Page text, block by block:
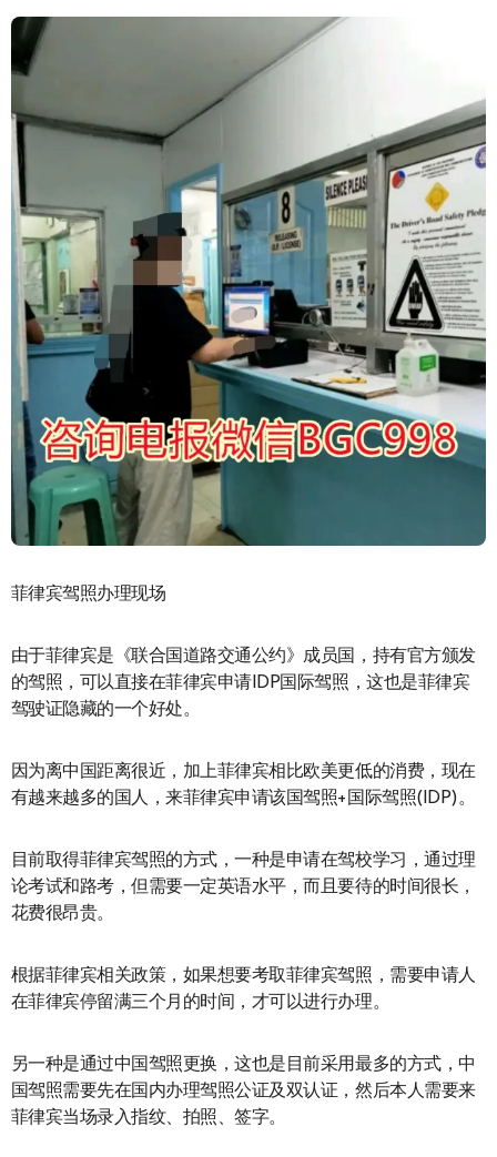
菲律宾驾照办理现场
由于菲律宾是《联合国道路交通公约》成员国，持有官方颁发
的驾照，可以直接在菲律宾申请IDP国际驾照，这也是菲律宾
驾驶证隐藏的一个好处。
因为离中国距离很近，加上菲律宾相比欧美更低的消费，现在
有越来越多的国人，来菲律宾申请该国驾照+国际驾照(IDP)。
目前取得菲律宾驾照的方式，一种是申请在驾校学习，通过理
论考试和路考，但需要一定英语水平，而且要待的时间很长，
花费很昂贵。
根据菲律宾相关政策，如果想要考取菲律宾驾照，需要申请人
在菲律宾停留满三个月的时间，才可以进行办理。
另一种是通过中国驾照更换，这也是目前采用最多的方式，中
国驾照需要先在国内办理驾照公证及双认证，然后本人需要来
菲律宾当场录入指纹、拍照、签字。